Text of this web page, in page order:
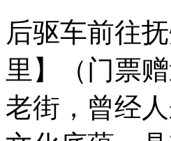
后驱车前往
里】（门票
老街，曾经